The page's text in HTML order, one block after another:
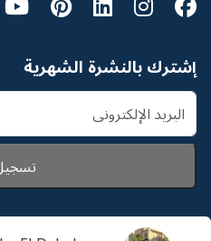
إشترك بالنشرة الشهرية